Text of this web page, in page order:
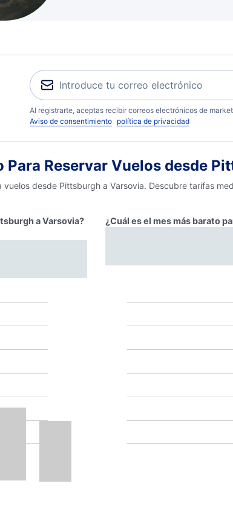
Al registrarte, aceptas recibir correos electrónicos de
Aviso de consentimiento política de privacidad
Reservar Vuelos desde
desde Pittsburgh a Varsovia. Descubre tarifas
a Varsovia?
¿Cuál es el mes más barato